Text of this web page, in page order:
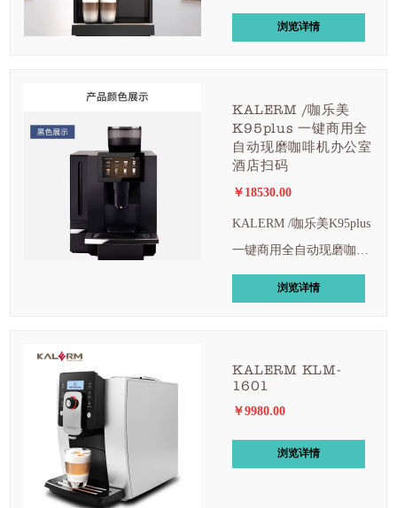
浏览详情
KALERM /咖乐美
K95plus 一键商用全
自动现磨咖啡机办公室
酒店扫码
￥18530.00
KALERM /咖乐美K95plus
一键商用全自动现磨咖啡
机办公室酒店扫码
浏览详情
KALERM KLM-
1601
￥9980.00
浏览详情